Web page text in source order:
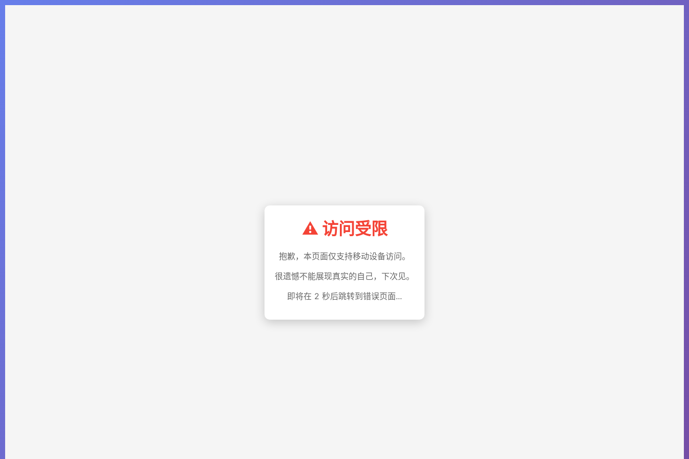
⚠️ 访问受限
抱歉，本页面仅支持移动设备访问。
很遗憾不能展现真实的自己，下次见。
即将在1秒后跳转到错误页面...